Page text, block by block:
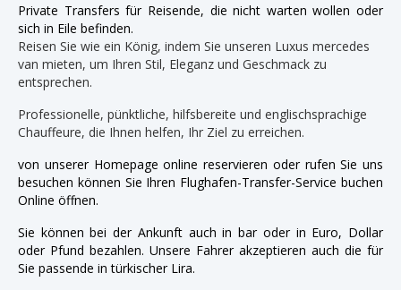
Private Transfers für Reisende, die nicht warten wollen oder
sich in Eile befinden.
Reisen Sie wie ein König, indem Sie unseren Luxus mercedes
van mieten, um Ihren Stil, Eleganz und Geschmack zu
entsprechen.
Professionelle, pünktliche, hilfsbereite und englischsprachige
Chauffeure, die Ihnen helfen, Ihr Ziel zu erreichen.
von unserer Homepage online reservieren oder rufen Sie uns
besuchen können Sie Ihren Flughafen-Transfer-Service buchen
Online öffnen.
Sie können bei der Ankunft auch in bar oder in Euro, Dollar
oder Pfund bezahlen. Unsere Fahrer akzeptieren auch die für
Sie passende in türkischer Lira.